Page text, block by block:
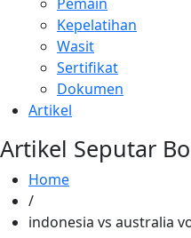
Kepelatihan
Wasit
Sertifikat
Dokumen
Artikel
Artikel Seputar
Home
/
indonesia vs australia